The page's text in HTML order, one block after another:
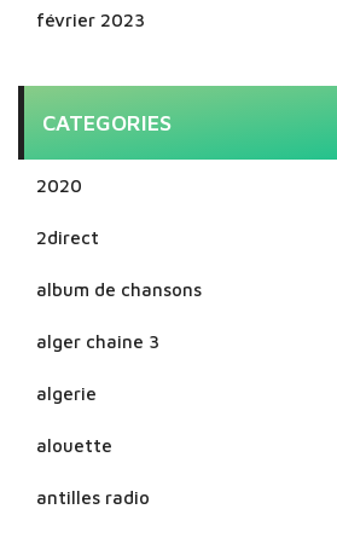
février 2023
CATEGORIES
2020
2direct
album de chansons
alger chaine 3
algerie
alouette
antilles radio